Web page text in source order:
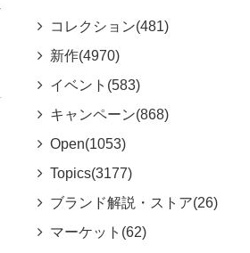
コレクション(481)
新作(4970)
イベント(583)
キャンペーン(868)
Open(1053)
Topics(3177)
ブランド解説・ストア(26)
マーケット(62)